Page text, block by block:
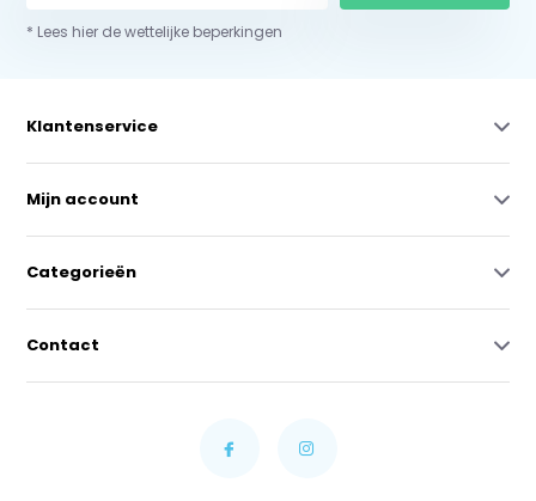
* Lees hier de wettelijke beperkingen
Klantenservice
Mijn account
Categorieën
Contact